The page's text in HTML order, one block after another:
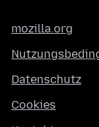
mozilla.org
Datenschutz
Cookies